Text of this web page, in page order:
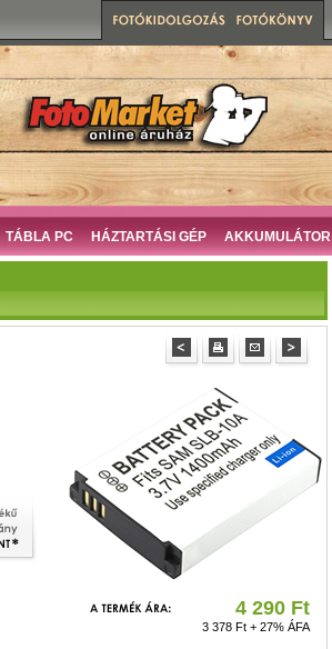
TÁBLA PC HÁZTARTÁSI GÉP AKKUMULÁTOR
4 290 Ft
3 378 Ft + 27% ÁFA